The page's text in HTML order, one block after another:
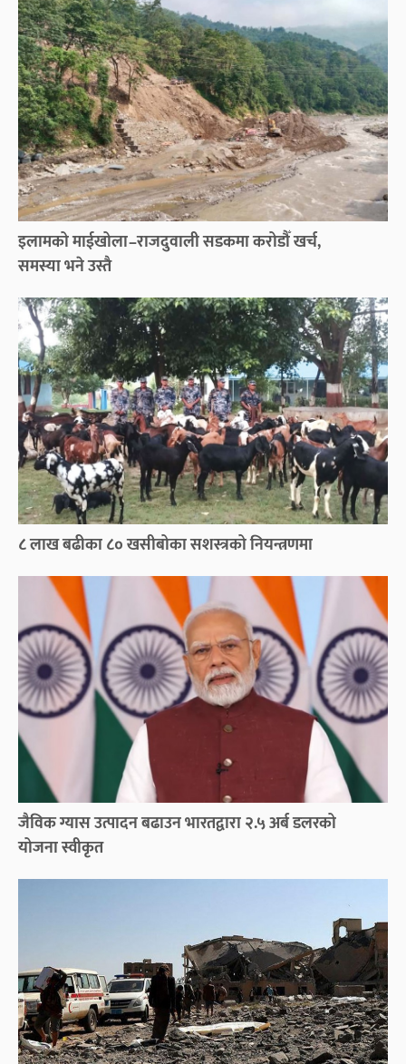
इलामको माईखोला–राजदुवाली सडकमा करोडौँ खर्च,
समस्या भने उस्तै
८ लाख बढीका ८० खसीबोका सशस्त्रको नियन्त्रणमा
जैविक ग्यास उत्पादन बढाउन भारतद्वारा २.५ अर्ब डलरको
योजना स्वीकृत